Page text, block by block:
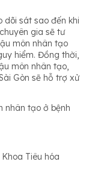
dõi sát sao đến khi
gia sẽ tư
môn nhân tạo
hiểm. Đồng thời,
môn nhân tạo,
Gòn sẽ hỗ trợ xử
nhân tạo ở bệnh
Khoa Tiêu hóa